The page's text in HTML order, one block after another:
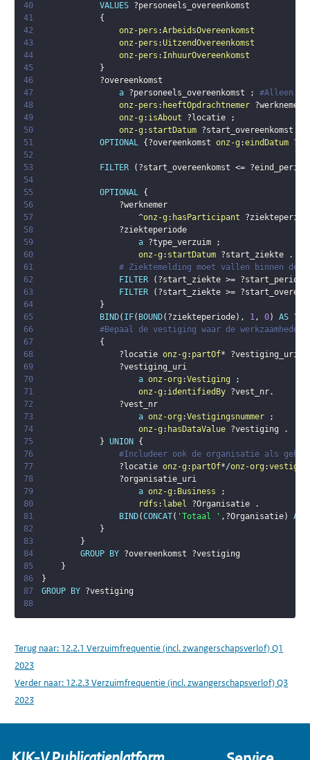
40
VALUES ?personeels_overeenkomst
41
{
42
onz-pers :ArbeidsOvereenkomst
43
onz-pers :UitzendOvereenkomst
44
onz-pers : InhuurOvereenkomst
45
}
46
?overeenkomst
47
a ?personeels_overeenkomst ;
#Alleen
48
onz-pers : heeftOpdrachtnemer ?werknemer
49
onz-g : isAbout ?locatie
;
50
onz-g : startDatum ?start_overeenkomst
51
OPTIONAL { ?overeenkomst onz-g :eindDatum
52
53
FILTER ( ?start_overeenkomst <=
54
55
OPTIONAL {
56
?werknemer
57
                    ^
onz-g : hasParticipant
58
?ziekteperiode
59
a ?type_verzuim
;
60
onz-g : startDatum ?start_ziekte
.
61
# Ziektemelding moet vallen binnen de
62
FILTER ( ?start_ziekte >= ?start_periode
63
FILTER ( ?start_ziekte >=
64
}
65
BIND( IF( BOUND( ?ziekteperiode) , 1, 0) AS
66
#Bepaal de vestiging waar de
67
{
68
?locatie onz-g : partOf* ?vestiging_uri
69
?vestiging_uri
70
a onz-org :Vestiging
;
71
onz-g : identifiedBy ?vest_nr.
72
?vest_nr
73
a onz-org :Vestigingsnummer
;
74
onz-g : hasDataValue ?vestiging
.
75
} UNION
{
76
#Includeer ook de organisatie als
77
?locatie onz-g : partOf*/onz-org :
78
?organisatie_uri
79
a onz-g : Business
;
80
rdfs : label ?Organisatie
.
81
BIND(CONCAT( 'Totaal ' , ?Organisatie) AS
82
}
83
}
84
GROUP BY ?overeenkomst
?vestiging
85
}
86
}
87
GROUP BY ?vestiging
88
Terug naar: 12.2.1 Verzuimfrequentie (incl. zwangerschapsverlof) Q1
2023
Verder naar: 12.2.3 Verzuimfrequentie (incl. zwangerschapsverlof) Q3
2023